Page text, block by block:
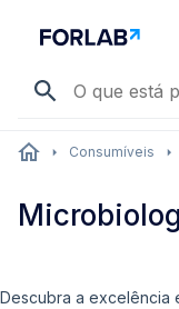
Consumíveis
Descubra a excelência